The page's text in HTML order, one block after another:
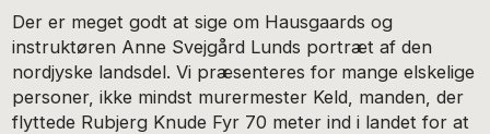
Der er meget godt at sige om Hausgaards og
instruktøren Anne Svejgård Lunds portræt af den
nordjyske landsdel. Vi præsenteres for mange elskelige
personer, ikke mindst murermester Keld, manden, der
flyttede Rubjerg Knude Fyr 70 meter ind i landet for at